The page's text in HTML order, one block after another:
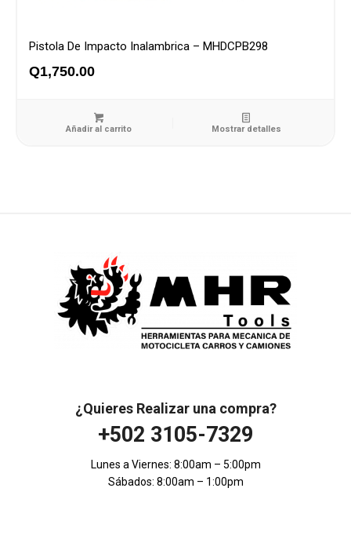
Pistola De Impacto Inalambrica – MHDCPB298
Q1,750.00
Añadir al carrito Mostrar detalles
¿Quieres Realizar una compra?
+502 3105-7329
Lunes a Viernes: 8:00am – 5:00pm
Sábados: 8:00am – 1:00pm